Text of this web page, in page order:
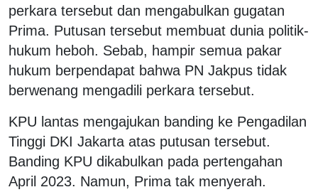
perkara tersebut dan mengabulkan gugatan
Prima. Putusan tersebut membuat dunia politik-
hukum heboh. Sebab, hampir semua pakar
hukum berpendapat bahwa PN Jakpus tidak
berwenang mengadili perkara tersebut.
KPU lantas mengajukan banding ke Pengadilan
Tinggi DKI Jakarta atas putusan tersebut.
Banding KPU dikabulkan pada pertengahan
April 2023. Namun, Prima tak menyerah.